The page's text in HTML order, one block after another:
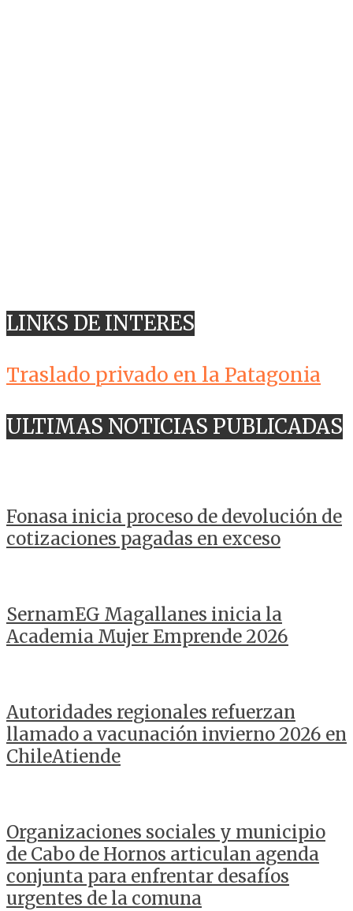
LINKS DE INTERES
Traslado privado en la Patagonia
ULTIMAS NOTICIAS PUBLICADAS
Fonasa inicia proceso de devolución de
cotizaciones pagadas en exceso
SernamEG Magallanes inicia la
Academia Mujer Emprende 2026
Autoridades regionales refuerzan
llamado a vacunación invierno 2026 en
ChileAtiende
Organizaciones sociales y municipio
de Cabo de Hornos articulan agenda
conjunta para enfrentar desafíos
urgentes de la comuna